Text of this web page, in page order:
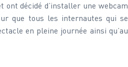
décidé d’installer une webcam
que tous les internautes qui se
en pleine journée ainsi qu’au